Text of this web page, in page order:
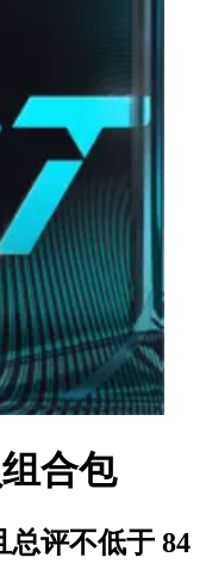
合包
总评不低于 84